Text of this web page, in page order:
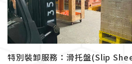
特別裝卸服務：滑托盤(Slip